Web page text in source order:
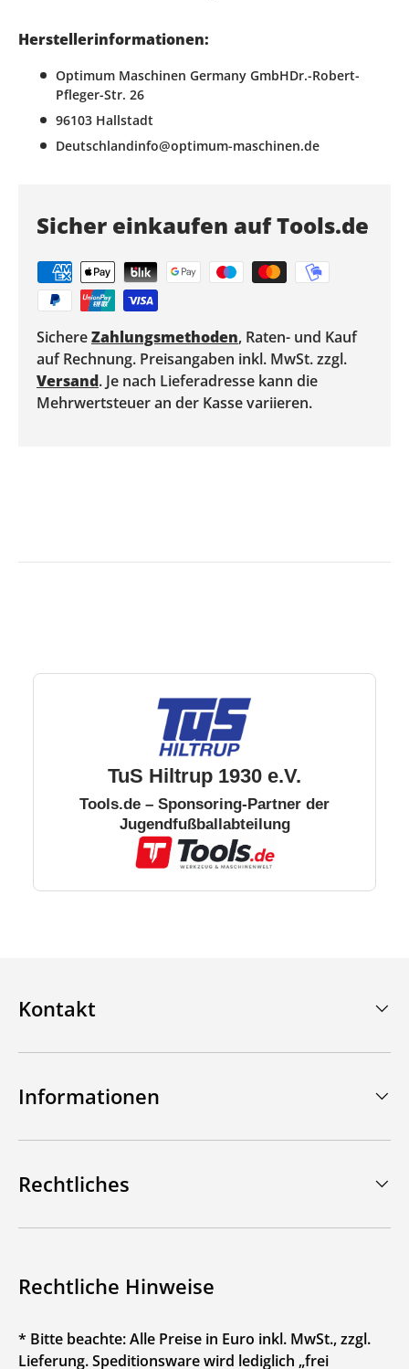
Herstellerinformationen:
Optimum Maschinen Germany GmbHDr.-Robert-
Pfleger-Str. 26
96103 Hallstadt
Deutschlandinfo@optimum-maschinen.de
Sicher einkaufen auf Tools.de
SichereZahlungsmethoden, Raten- und Kauf
auf Rechnung. Preisangaben inkl. MwSt. zzgl.
Versand. Je nach Lieferadresse kann die
Mehrwertsteuer an der Kasse variieren.
TuS Hiltrup 1930 e.V.
Tools.de – Sponsoring-Partner der
Jugendfußballabteilung
Kontakt
Informationen
Rechtliches
Rechtliche Hinweise
* Bitte beachte: Alle Preise in Euro inkl. MwSt., zzgl.
Lieferung. Speditionsware wird lediglich „frei